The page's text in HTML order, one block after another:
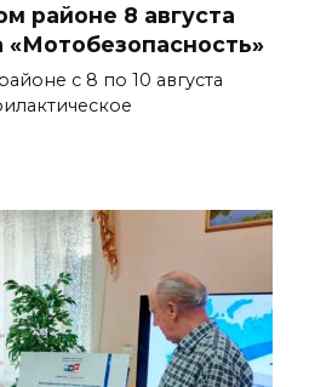
районе 8 августа
«Мотобезопасность»
с 8 по 10 августа